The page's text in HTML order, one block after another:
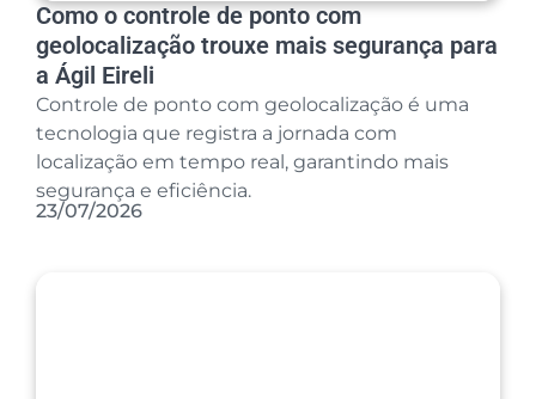
Como o controle de ponto com
geolocalização trouxe mais segurança para
a Ágil Eireli
Controle de ponto com geolocalização é uma
tecnologia que registra a jornada com
localização em tempo real, garantindo mais
segurança e eficiência.
23/07/2026